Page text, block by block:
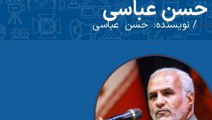
حسن عباسی
/ نویسنده: حسن عباسی